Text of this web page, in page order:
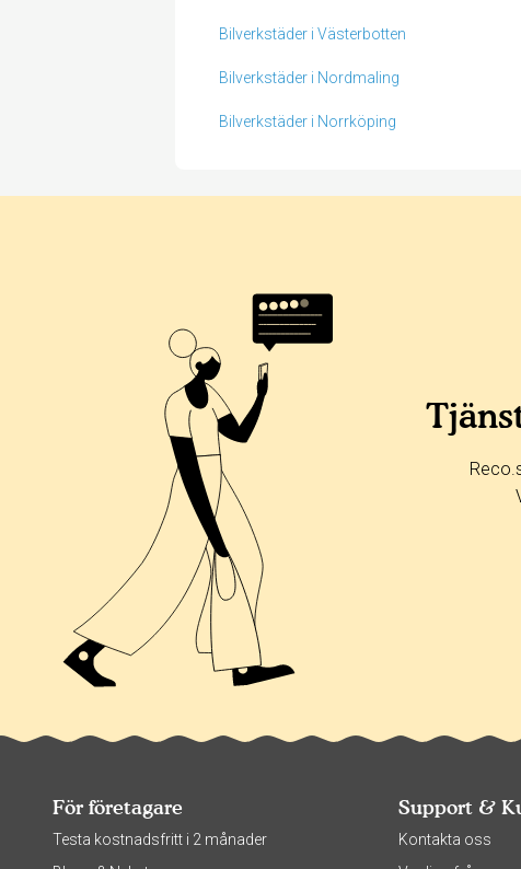
Bilverkstäder i Västerbotten
Bilverkstäder i Nordmaling
Bilverkstäder i Norrköping
365 dagar 90 dagar
30 dagar
För företagare
Testa kostnadsfritt i 2 månader
Support &
Kontakta oss